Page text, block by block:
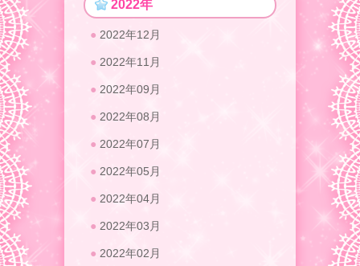
2022年
2022年12月
2022年11月
2022年09月
2022年08月
2022年07月
2022年05月
2022年04月
2022年03月
2022年02月